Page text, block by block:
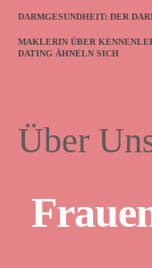
DARMGESUNDHEIT: DER
MAKLERIN ÜBER
DATING ÄHNELN SICH
Über